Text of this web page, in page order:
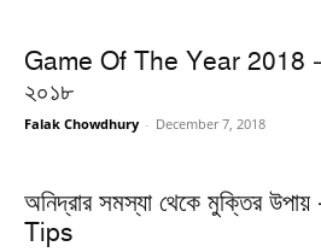
Game Of The Year 2018 –
২০১৮
Falak Chowdhury - December 7, 2018
অনিদ্রার সমস্যা থেকে মুক্তির
Tips